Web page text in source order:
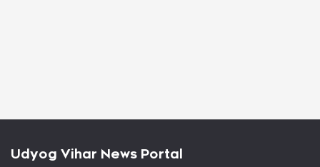
Udyog Vihar News Portal